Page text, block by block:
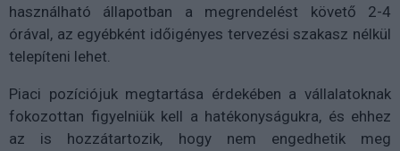
használható állapotban a megrendelést követő 2-4
órával, az egyébként időigényes tervezési szakasz nélkül
telepíteni lehet.
Piaci pozíciójuk megtartása érdekében a vállalatoknak
fokozottan figyelniük kell a hatékonyságukra, és ehhez
az is hozzátartozik, hogy nem engedhetik meg